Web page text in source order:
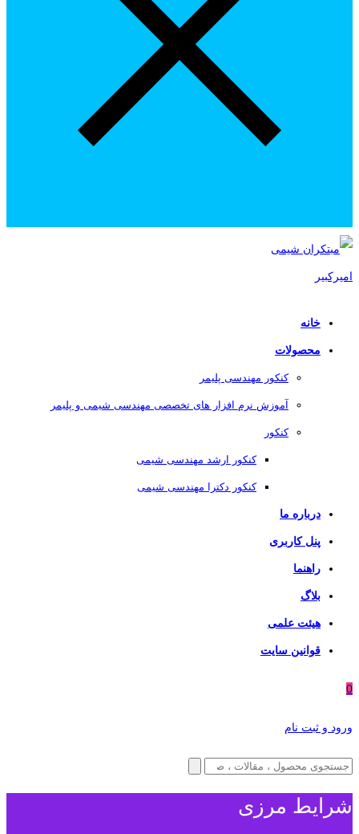
خانه
محصولات
کنکور مهندسی پلیمر
آموزش نرم افزار های تخصصی مهندسی شیمی و پلیمر
کنکور
کنکور ارشد مهندسی شیمی
کنکور دکترا مهندسی شیمی
درباره ما
پنل کاربری
راهنما
بلاگ
هیئت علمی
قوانین سایت
0
ورود و ثبت نام
شرایط مرزی